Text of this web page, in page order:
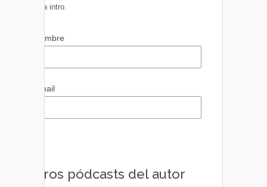
pulsa intro.
Nombre
Email
Otros pódcasts del autor